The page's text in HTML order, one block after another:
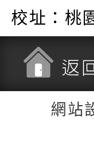
校址： 桃
返回首頁網站